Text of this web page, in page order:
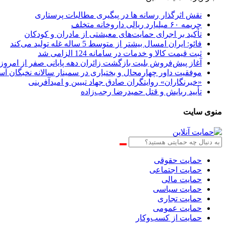
نقش اثرگذار رسانه ها در پیگیری مطالبات پرستاری
جریمه ۶۰ میلیارد ریالی داروخانه متخلف
تأکید بر اجرای حمایت‌های معیشتی از مادران و کودکان
فائو: ایران امسال بیشتر از متوسط 5 ساله غله تولید می‌کند
ثبت قیمت کالا و خدمات در سامانه 124 الزامی شد
آغاز پیش‌فروش بلیت بازگشت زائران دهه پایانی صفر از امروز
موفقیت داور چهارمحال و بختیاری در سمینار سالانه نخبگان
«خبرنگاران» روایتگران صادق جهاد تبیین و امیدآفرینی
تأیید ربایش و قتل حمیدرضا رجب‌زاده
منوی سایت
حمایت حقوقی
حمایت اجتماعی
حمایت مالی
حمایت سیاسی
حمایت تجاری
حمایت عمومی
حمایت از کسب‌وکار